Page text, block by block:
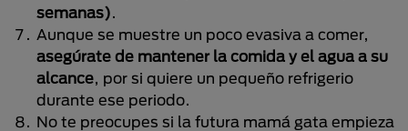
semanas).
Aunque se muestre un poco evasiva a comer,
asegúrate de mantener la comida y el agua a su
alcance, por si quiere un pequeño refrigerio
durante ese periodo.
No te preocupes si la futura mamá gata empieza